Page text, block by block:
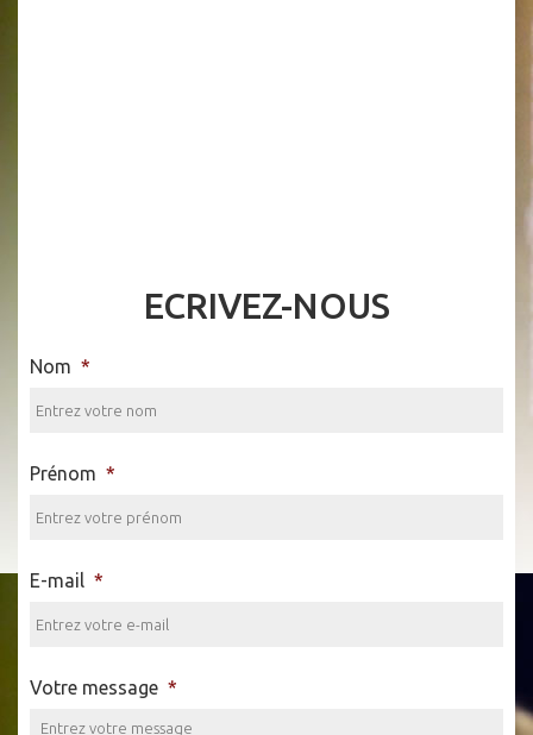
ECRIVEZ-NOUS
Nom *
Prénom *
E-mail *
Votre message *